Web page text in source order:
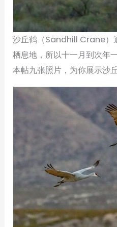
沙丘鹤（Sandhill Crane）
栖息地，所以十一月到次年
本帖九张照片，为你展示沙